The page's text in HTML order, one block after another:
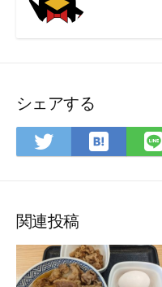
シェアする
Twitter
で
ア
は
て
マ
ー
関連投稿